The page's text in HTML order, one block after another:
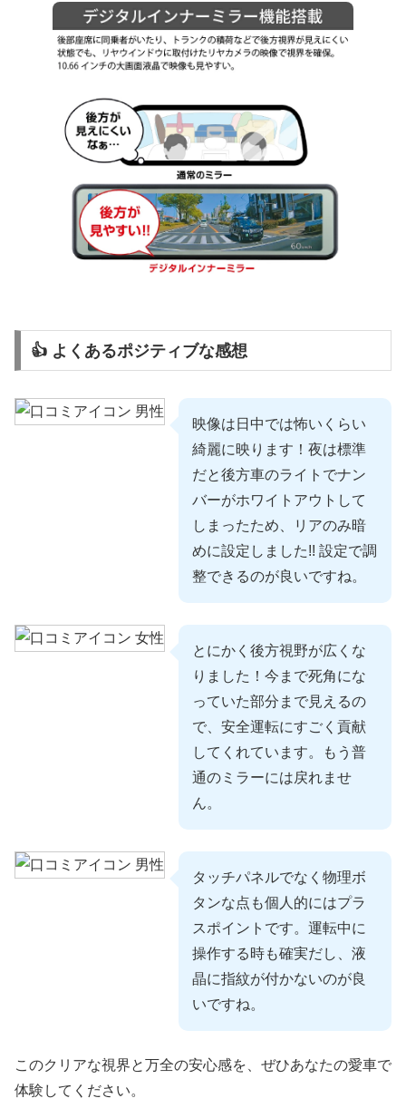
👍 よくあるポジティブな感想
映像は日中では怖いくらい
綺麗に映ります！夜は標準
だと後方車のライトでナン
バーがホワイトアウトして
しまったため、リアのみ暗
めに設定しました!! 設定で調
整できるのが良いですね。
とにかく後方視野が広くな
りました！今まで死角にな
っていた部分まで見えるの
で、安全運転にすごく貢献
してくれています。もう普
通のミラーには戻れませ
ん。
タッチパネルでなく物理ボ
タンな点も個人的にはプラ
スポイントです。運転中に
操作する時も確実だし、液
晶に指紋が付かないのが良
いですね。
このクリアな視界と万全の安心感を、ぜひあなたの愛車で
体験してください。